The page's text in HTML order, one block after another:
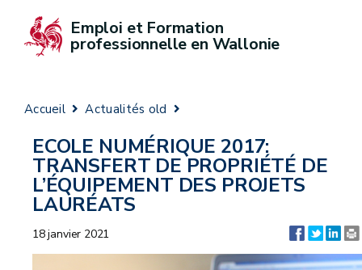
Emploi et Formation
professionnelle en Wallonie
Accueil Actualités old
ECOLE NUMÉRIQUE 2017:
TRANSFERT DE PROPRIÉTÉ DE
L’ÉQUIPEMENT DES PROJETS
LAURÉATS
18 janvier 2021